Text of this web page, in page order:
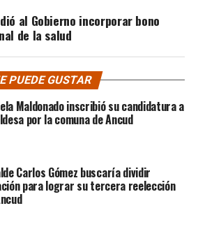
al Gobierno incorporar bono
de la salud
PUEDE GUSTAR
Maldonado inscribió su candidatura a
por la comuna de Ancud
Carlos Gómez buscaría dividir
para lograr su tercera reelección